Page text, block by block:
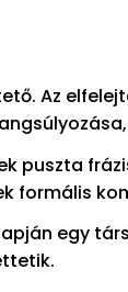
Az
puszta
formális
egy